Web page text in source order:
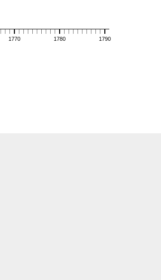
1770 1780 1790